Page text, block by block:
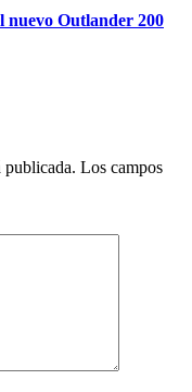
nuevo Outlander 200
publicada. Los campos